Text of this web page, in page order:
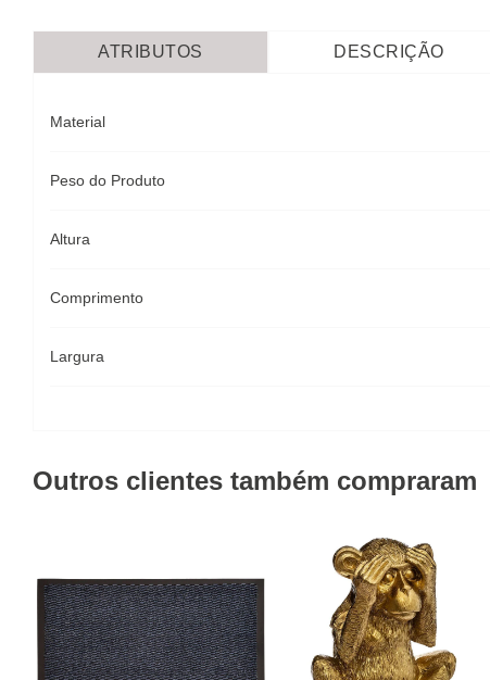
ATRIBUTOS DESCRIÇÃO
Material
Peso do Produto
Altura
Comprimento
Largura
Outros clientes também compraram